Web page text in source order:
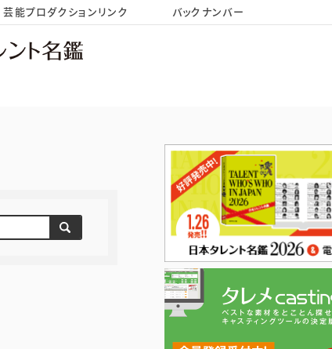
HOME お問い合わせ 会社概要 個人情報保護
芸能プロダクションリンク バックナンバー